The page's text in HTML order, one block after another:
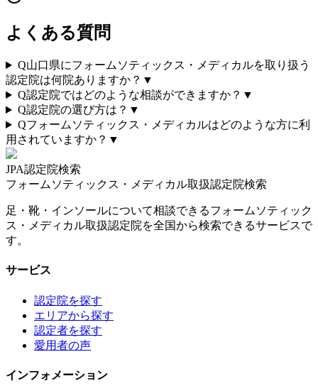
よくある質問
Q山口県にフォームソティックス・メディカルを取り扱う
認定院は何院ありますか？ ▼
Q認定院ではどのような相談ができますか？ ▼
Q認定院の選び方は？ ▼
Qフォームソティックス・メディカルはどのような方に利
用されていますか？ ▼
JPA認定院検索
フォームソティックス・メディカル取扱認定院検索
足・靴・インソールについて相談できるフォームソティック
ス・メディカル取扱認定院を全国から検索できるサービスで
す。
サービス
認定院を探す
エリアから探す
認定者を探す
愛用者の声
インフォメーション